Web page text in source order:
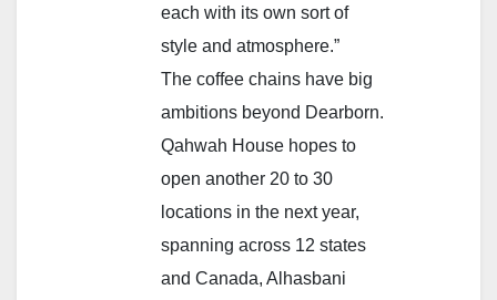
each with its own sort of
style and atmosphere.”
The coffee chains have big
ambitions beyond Dearborn.
Qahwah House hopes to
open another 20 to 30
locations in the next year,
spanning across 12 states
and Canada, Alhasbani